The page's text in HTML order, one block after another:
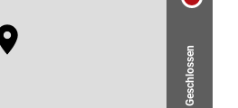
Geschlossen